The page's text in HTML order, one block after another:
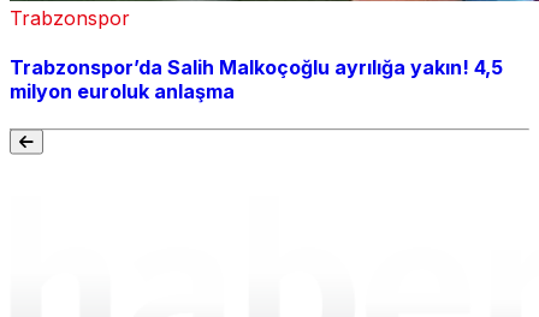
Trabzonspor
Trabzonspor’da Salih Malkoçoğlu ayrılığa yakın! 4,5
milyon euroluk anlaşma